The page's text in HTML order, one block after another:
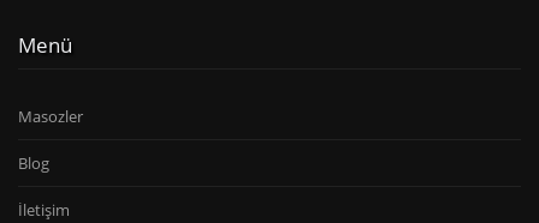
Menü
Masozler
Blog
İletişim